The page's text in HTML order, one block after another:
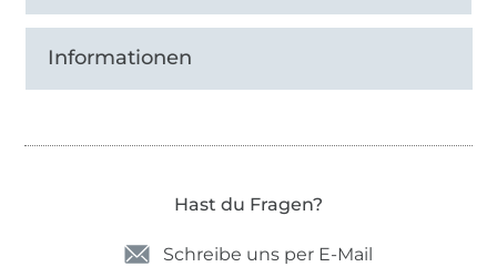
Informationen
Hast du Fragen?
Schreibe uns per E-Mail